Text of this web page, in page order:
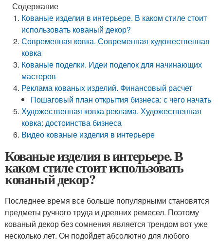
Содержание
Кованые изделия в интерьере. В каком стиле стоит
использовать кованый декор?
Современная ковка. Современная художественная
ковка
Кованые поделки. Идеи поделок для начинающих
мастеров
Реклама кованых изделий. Финансовый расчет
Пошаговый план открытия бизнеса: с чего начать
Художественная ковка реклама. Художественная
ковка: достоинства бизнеса
Видео кованые изделия в интерьере
Кованые изделия в интерьере. В
каком стиле стоит использовать
кованый декор?
Последнее время все больше популярными становятся
предметы ручного труда и древних ремесел. Поэтому
кованый декор без сомнения является трендом вот уже
несколько лет. Он подойдет абсолютно для любого